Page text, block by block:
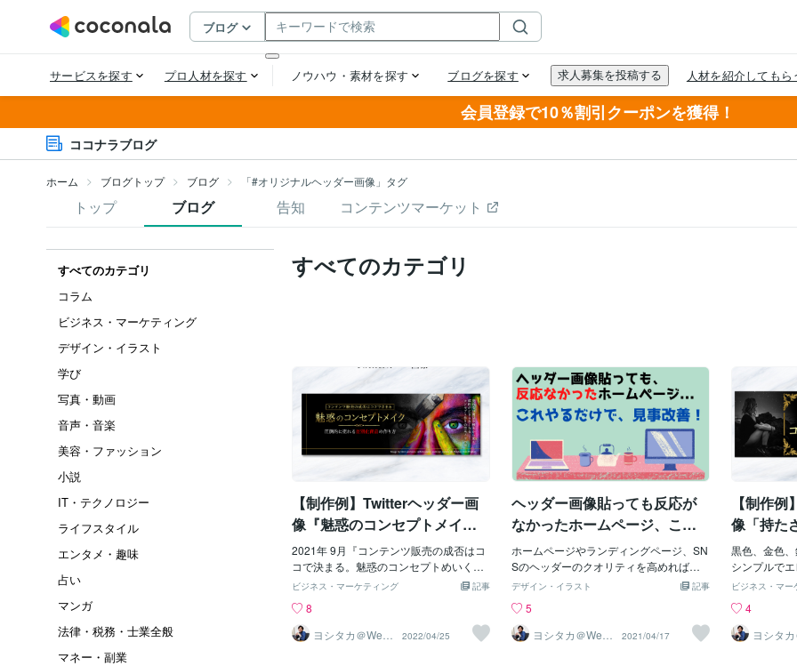
会員登録で10％割引クーポンを獲得！
ココナラブログ
ホーム ブログトップ ブログ 「#オリジナルヘッダー画像」タグ
トップ ブログ 告知 コンテンツマーケット
すべてのカテゴリ
コラム
ビジネス・マーケティング
デザイン・イラスト
学び
写真・動画
音声・音楽
美容・ファッション
小説
IT・テクノロジー
ライフスタイル
エンタメ・趣味
占い
マンガ
法律・税務・士業全般
マネー・副業
すべてのカテゴリ
【制作例】Twitterヘッダー画
像『魅惑のコンセプトメイ
ク』
2021年 9月『コンテンツ販売の成否はコ
コで決まる。魅惑のコンセプトめいく〜
圧倒的に売れる差別化商品の作り方〜』
でつまずく↓コンセプトメイクの商材の
需要が高まると推測して、ヘッダー画像
を作ってみました♪＜ポイント＞・人の
記事
ビジネス・マーケティング
8
ヨシタカ＠Web
集客デザイナー
2022/04/25
ヘッダー画像貼っても反応が
なかったホームページ、これ
で見事改善♪
ホームページやランディングページ、SN
Sのヘッダーのクオリティを高めれば反
応がよくなるはずだ！そしたら集客に繋
作成を検討されている方、ちょっと待っ
てくださいね。コンセプトはお決まりで
すか？コンセプトのないヘッダーはいく
記事
デザイン・イラスト
5
ヨシタカ＠Web
集客デザイナー
2021/04/17
【制作
像「持た
ンツ販売
黒色、金色、
シンプルで
性が必要と
います。コン
使われる言
て、ヘッダ
ビジネス・マー
4
ヨシタカ
集客デザ